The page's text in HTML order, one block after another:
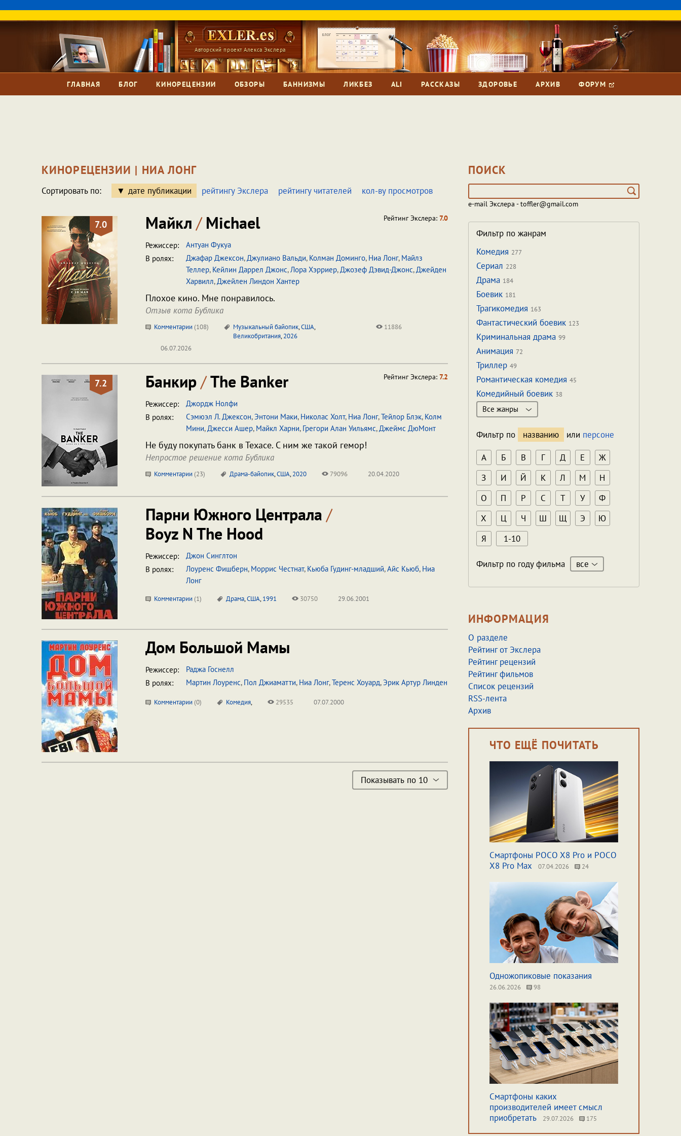
Авторский проект Алекса Экслера
ГЛАВНАЯ БЛОГ КИНОРЕЦЕНЗИИ ОБЗОРЫ БАННИЗМЫ ЛИКБЕЗ ALI РАССКАЗЫ ЗДОРОВЬЕ АРХИВ ФОРУМ
КИНОРЕЦЕНЗИИ | НИА ЛОНГ
Сортировать по: дате публикации рейтингу Экслера рейтингу читателей кол-ву просмотров
7.0 Майкл /Michael Рейтинг Экслера: 7.0
Режиссер:
Антуан Фукуа
В ролях:
Джафар Джексон,Джулиано Вальди, Колман Доминго, Ниа Лонг, Майлз
Теллер, Кейлин Даррел Джонс,Лора Хэрриер,Джозеф Дэвид-Джонс,Джейден
Харвилл,Джейлен Линдон Хантер
Плохое кино. Мне понравилось.
Отзыв кота Бублика
Комментарии (108) Музыкальный байопик,США,
Великобритания,2026
11886
06.07.2026
7.2 Банкир/The Banker Рейтинг Экслера: 7.2
Режиссер:
Джордж Нолфи
В ролях:
Сэмюэл Л. Джексон,Энтони Маки, Николас Холт, Ниа Лонг,Тейлор Блэк, Колм
Мини,Джесси Ашер, Майкл Харни, Грегори Алан Уильямс,Джеймс ДюМонт
Не буду покупать банк в Техасе. С ним же такой гемор!
Непростое решение кота Бублика
Комментарии (23) Драма-байопик,США,2020 79096 20.04.2020
Парни Южного Централа /
Boyz N The Hood
Режиссер:
Джон Синглтон
В ролях:
Лоуренс Фишберн, Моррис Честнат, Кьюба Гудинг-младший,Айс Кьюб, Ниа
Лонг
Комментарии (1) Драма,США,1991 30750 29.06.2001
Дом Большой Мамы
Режиссер:
Раджа Госнелл
В ролях:
Мартин Лоуренс, Пол Джиаматти, Ниа Лонг,Теренс Хоуард,Эрик Артур Линден
Комментарии (0) Комедия, 29535 07.07.2000
Показывать по 10
ПОИСК
e-mail Экслера - toffler@gmail.com
Фильтр по жанрам
Комедия 277
Сериал 228
Драма 184
Боевик 181
Трагикомедия 163
Фантастический боевик 123
Криминальная драма 99
Анимация 72
Триллер 49
Романтическая комедия 45
Комедийный боевик 38
Все жанры
Фильтр по названию или персоне
А Б В Г Д Е
Ж
З
И Й К Л М
Н
О
П Р С Т У
Ф
Х
Ц Ч Ш Щ Э
Ю
Я
1-10
Фильтр по году фильма все
ИНФОРМАЦИЯ
О разделе
Рейтинг от Экслера
Рейтинг рецензий
Рейтинг фильмов
Список рецензий
RSS-лента
Архив
ЧТО ЕЩЁ ПОЧИТАТЬ
Смартфоны POCO X8 Pro и POCO
X8 Pro Max
07.04.2026 24
Одножопиковые показания
26.06.2026 98
Смартфоны каких
производителей имеет смысл
приобретать
29.07.2026 175